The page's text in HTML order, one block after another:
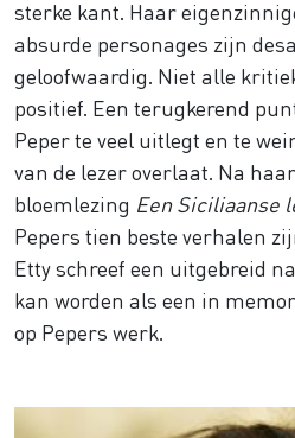
sterke kant. Haar
absurde personages zijn
geloofwaardig. Niet alle
positief. Een terugkerend
Peper te veel uitlegt en te
van de lezer overlaat. Na
bloemlezing Een Siciliaanse
Pepers tien beste verhalen
Etty schreef een uitgebreid
kan worden als een in
op Pepers werk.